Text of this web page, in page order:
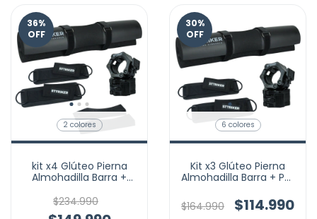
36%
OFF
2 colores
kit x4 Glúteo Pierna
Almohadilla Barra +
Tobilleras + par cuñas
discos
$234.990
30%
OFF
6 colores
Kit x3 Glúteo Pierna
Almohadilla Barra + Par
$164.990
$114.990